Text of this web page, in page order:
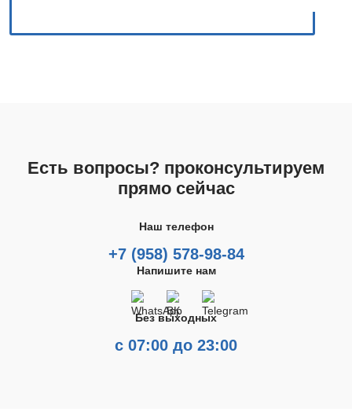
Есть вопросы? проконсультируем
прямо сейчас
Наш телефон
+7 (958) 578-98-84
Напишите нам
Без выходных
с 07:00 до 23:00